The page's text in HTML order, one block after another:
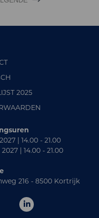
2025
| 14.00 - 21.00
| 14.00 - 21.00
216 - 8500 Kortrijk